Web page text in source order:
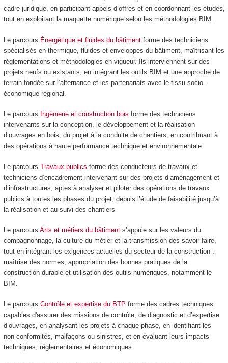
cadre juridique, en participant appels d’offres et en coordonnant les études,
tout en exploitant la maquette numérique selon les méthodologies BIM.
Le parcours Énergétique et fluides du bâtiment forme des techniciens
spécialisés en thermique, fluides et enveloppes du bâtiment, maîtrisant les
réglementations et méthodologies en vigueur. Ils interviennent sur des
projets neufs ou existants, en intégrant les outils BIM et une approche de
terrain fondée sur l’alternanceet les partenariats avec le tissu socio-
économique régional.
Le parcours Ingénierie et construction bois forme des techniciens
intervenants sur la conception, le développement et la réalisation
d’ouvrages en bois, du projet à la conduite de chantiers, en contribuant à
des opérations à haute performance technique et environnementale.
Le parcours Travaux publics forme des conducteurs de travaux et
techniciens d’encadrement intervenant sur des projets d’aménagement et
d’infrastructures, aptes à analyser et piloter des opérations de travaux
publics à toutes les phases du projet, depuis l’étude de faisabilité jusqu’à
la réalisation et au suivi des chantiers
Le parcours Arts et métiers du bâtiments’appuie sur les valeurs du
compagnonnage, la culture du métier et la transmission des savoir-faire,
tout en intégrant les exigences actuelles du secteur de la construction :
maîtrise des normes, appropriation des bonnes pratiques de la
construction durable et utilisation des outils numériques, notamment le
BIM.
Le parcours Contrôle et expertise du BTP forme des cadres techniques
capables d'assurer des missions de contrôle, de diagnostic et d’expertise
d’ouvrages, en analysant les projets à chaque phase, en identifiant les
non-conformités, malfaçons ou sinistres, et en évaluant leurs impacts
techniques, réglementaires et économiques.